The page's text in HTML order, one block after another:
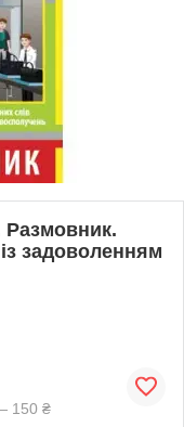
задоволенням
150 ₴